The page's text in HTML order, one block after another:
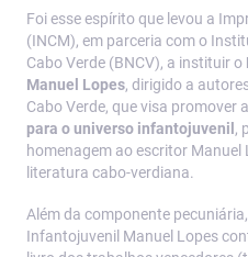
Foi esse espírito que levou a
(INCM), em parceria com o
Cabo Verde (BNCV), a instituir o
Manuel Lopes, dirigido a
Cabo Verde, que visa promover a
para o universo infantojuvenil ,
homenagem ao escritor
literatura cabo-verdiana.
Além da componente
Infantojuvenil Manuel Lopes